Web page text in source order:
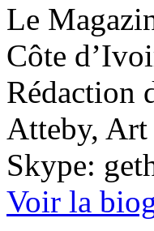
Le
Côte
Rédaction
Atteby,
Skype:
Voir la